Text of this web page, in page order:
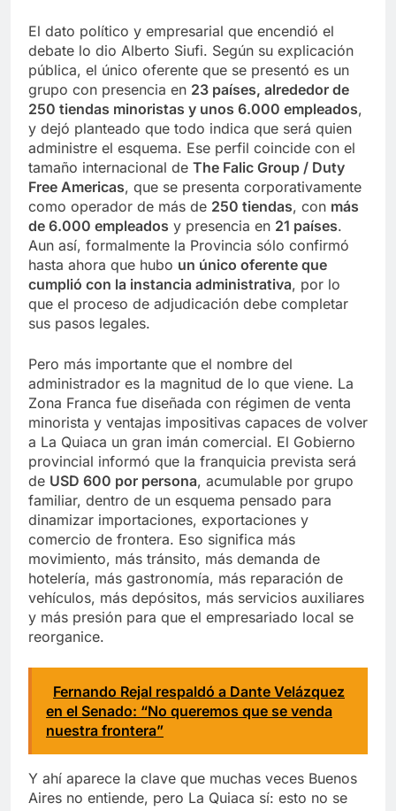
El dato político y empresarial que encendió el
debate lo dio Alberto Siufi. Según su explicación
pública, el único oferente que se presentó es un
grupo con presencia en 23 países, alrededor de
250 tiendas minoristas y unos 6.000 empleados,
y dejó planteado que todo indica que será quien
administre el esquema. Ese perfil coincide con el
tamaño internacional de The Falic Group / Duty
Free Americas, que se presenta corporativamente
como operador de más de 250 tiendas, con más
de 6.000 empleados y presencia en 21 países.
Aun así, formalmente la Provincia sólo confirmó
hasta ahora que hubo un único oferente que
cumplió con la instancia administrativa, por lo
que el proceso de adjudicación debe completar
sus pasos legales.
Pero más importante que el nombre del
administrador es la magnitud de lo que viene. La
Zona Franca fue diseñada con régimen de venta
minorista y ventajas impositivas capaces de volver
a La Quiaca un gran imán comercial. El Gobierno
provincial informó que la franquicia prevista será
de USD 600 por persona, acumulable por grupo
familiar, dentro de un esquema pensado para
dinamizar importaciones, exportaciones y
comercio de frontera. Eso significa más
movimiento, más tránsito, más demanda de
hotelería, más gastronomía, más reparación de
vehículos, más depósitos, más servicios auxiliares
y más presión para que el empresariado local se
reorganice.
Fernando Rejal respaldó a Dante Velázquez
en el Senado: “No queremos que se venda
nuestra frontera”
Y ahí aparece la clave que muchas veces Buenos
Aires no entiende, pero La Quiaca sí: esto no se